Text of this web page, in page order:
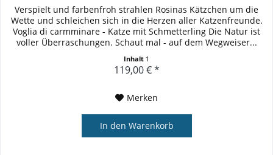
Verspielt und farbenfroh strahlen Rosinas Kätzchen um die
Wette und schleichen sich in die Herzen aller Katzenfreunde.
Voglia di carmminare - Katze mit Schmetterling Die Natur ist
voller Überraschungen. Schaut mal - auf dem Wegweiser...
Inhalt 1
119,00 € *
Merken
In den Warenkorb